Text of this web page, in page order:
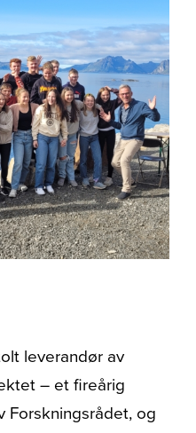
leverandør av
– et fireårig
Forskningsrådet, og